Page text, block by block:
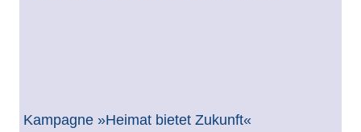
Kampagne »Heimat bietet Zukunft«